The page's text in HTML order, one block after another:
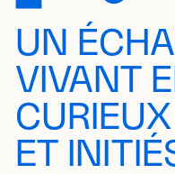
UN
VIVANT
CURIEUX
ET